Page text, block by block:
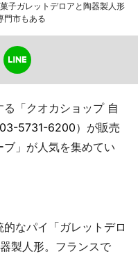
子ガレットデロアと陶器製人形
門市もある
「クオカショップ 自
03-5731-6200）が販売
」が人気を集めてい
なパイ「ガレットデロ
製人形。フランスで